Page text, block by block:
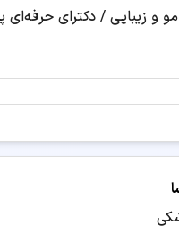
زیبایی / دکترای حرفه‌ای